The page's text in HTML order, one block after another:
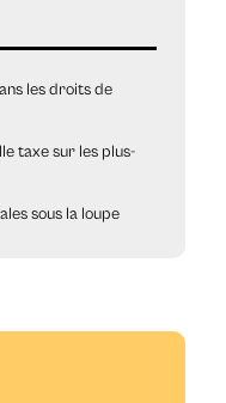
les droits de
taxe sur les plus-
sous la loupe